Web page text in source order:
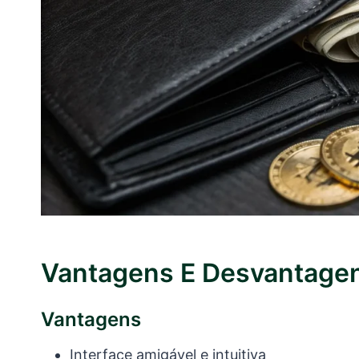
Vantagens E
Vantagens
Interface amigável e intuitiva